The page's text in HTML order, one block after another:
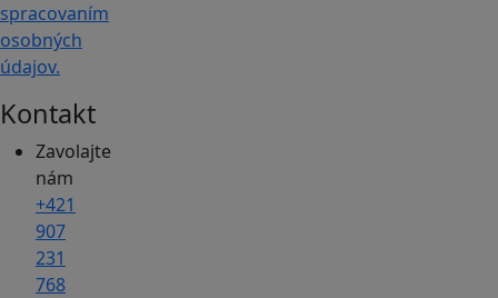
spracovaním
osobných
údajov.
Kontakt
Zavolajte
nám
+421
907
231
768